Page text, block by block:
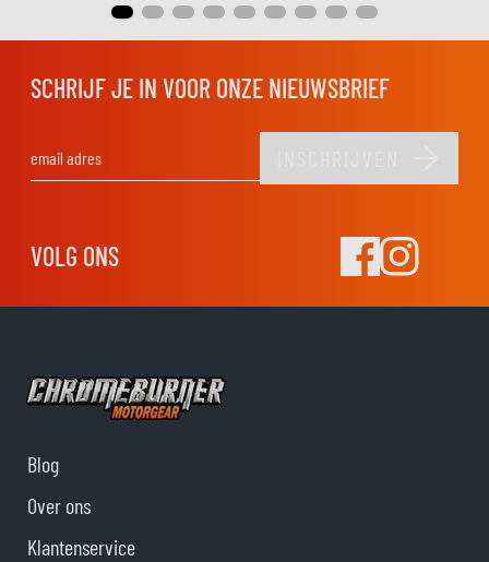
SCHRIJF JE IN VOOR ONZE NIEUWSBRIEF
VOLG ONS
Blog
Over ons
Klantenservice